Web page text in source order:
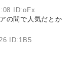
ID:oFx
の間で人気だとか
ID:1B5